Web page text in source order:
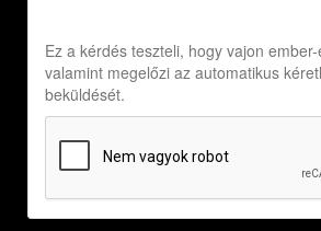
Ez a kérdés teszteli, hogy vajon
valamint megelőzi az automatikus
beküldését.